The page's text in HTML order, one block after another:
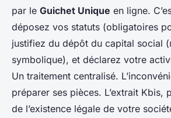
par le Guichet Unique en ligne.
déposez vos statuts (obligatoires
justifiez du dépôt du capital social
symbolique), et déclarez votre
Un traitement centralisé.
préparer ses pièces. L’extrait Kbis,
de l’existence légale de votre